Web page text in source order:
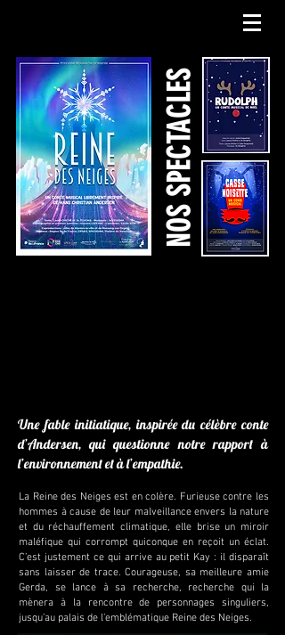
NOS SPECTACLES
Une fable initiatique, inspirée du célèbre conte
d’Andersen,qui questionne notre rapportà
l’environnement et à l’empathie.
La Reine des Neiges est en colère. Furieuse contre les
hommes à cause de leur malveillance envers la nature
et du réchauffement climatique, elle brise un miroir
maléfique qui corrompt quiconque en reçoit un éclat.
C’est justement ce qui arrive au petit Kay : il disparaît
sans laisser de trace. Courageuse, sa meilleure amie
Gerda, se lance à sa recherche, recherche qui la
mènera à la rencontre de personnages singuliers,
jusqu’au palais de l’emblématique Reine des Neiges.